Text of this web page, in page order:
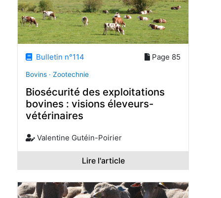
Bulletin n°114 Page 85
Bovins · Zootechnie
Biosécurité des exploitations
bovines : visions éleveurs-
vétérinaires
Valentine Gutéin-Poirier
Lire l'article